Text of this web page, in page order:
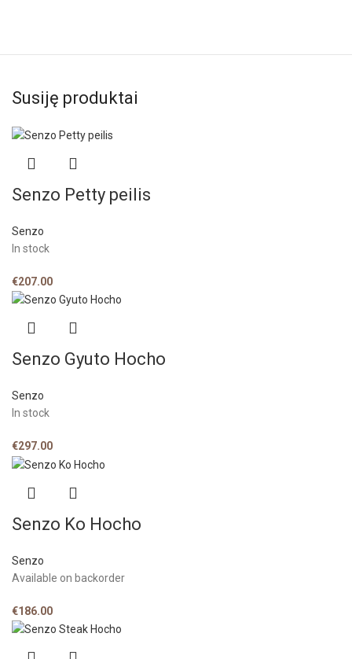
Susiję produktai
Senzo Petty peilis
Senzo
In stock
€207.00
Senzo Gyuto Hocho
Senzo
In stock
€297.00
Senzo Ko Hocho
Senzo
Available on backorder
€186.00